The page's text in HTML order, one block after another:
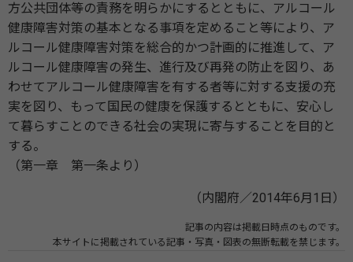
方公共団体等の責務を明らかにするとともに、アルコール
健康障害対策の基本となる事項を定めること等により、ア
ルコール健康障害対策を総合的かつ計画的に推進して、ア
ルコール健康障害の発生、進行及び再発の防止を図り、あ
わせてアルコール健康障害を有する者等に対する支援の充
実を図り、もって国民の健康を保護するとともに、安心し
て暮らすことのできる社会の実現に寄与することを目的と
する。
（第一章 第一条より）
（内閣府／2014年6月1日）
記事の内容は掲載日時点のものです。
本サイトに掲載されている記事・写真・図表の無断転載を禁じます。